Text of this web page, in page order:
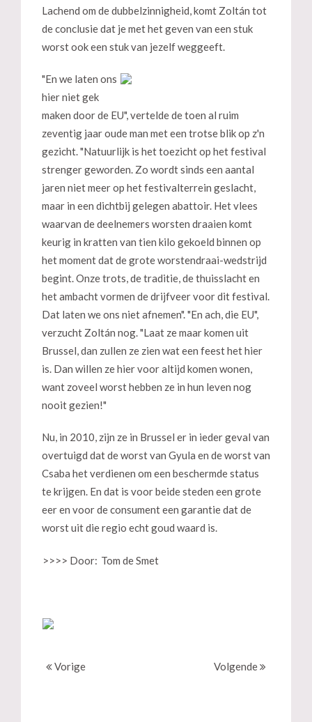
Lachend om de dubbelzinnigheid, komt Zoltán tot
de conclusie dat je met het geven van een stuk
worst ook een stuk van jezelf weggeeft.
"En we laten ons
hier niet gek
maken door de EU", vertelde de toen al ruim
zeventig jaar oude man met een trotse blik op z'n
gezicht. "Natuurlijk is het toezicht op het festival
strenger geworden. Zo wordt sinds een aantal
jaren niet meer op het festivalterrein geslacht,
maar in een dichtbij gelegen abattoir. Het vlees
waarvan de deelnemers worsten draaien komt
keurig in kratten van tien kilo gekoeld binnen op
het moment dat de grote worstendraai-wedstrijd
begint. Onze trots, de traditie, de thuisslacht en
het ambacht vormen de drijfveer voor dit festival.
Dat laten we ons niet afnemen". "En ach, die EU",
verzucht Zoltán nog. "Laat ze maar komen uit
Brussel, dan zullen ze zien wat een feest het hier
is. Dan willen ze hier voor altijd komen wonen,
want zoveel worst hebben ze in hun leven nog
nooit gezien!"
Nu, in 2010, zijn ze in Brussel er in ieder geval van
overtuigd dat de worst van Gyula en de worst van
Csaba het verdienen om een beschermde status
te krijgen. En dat is voor beide steden een grote
eer en voor de consument een garantie dat de
worst uit die regio echt goud waard is.
>>>> Door: Tom de Smet
Vorige Volgende